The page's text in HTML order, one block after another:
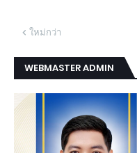
ใหม่กว่า
WEBMASTER ADMIN